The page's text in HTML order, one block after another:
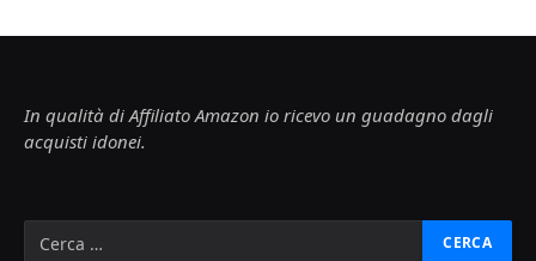
In qualità di Affiliato Amazon io ricevo un guadagno dagli
acquisti idonei.